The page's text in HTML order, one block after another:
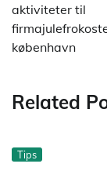
aktiviteter til
københavn
Related
Tips